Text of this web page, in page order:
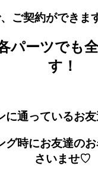
ご契約ができま
パーツでも
す！
に通っているお
グ時にお友達の
さいませ♡